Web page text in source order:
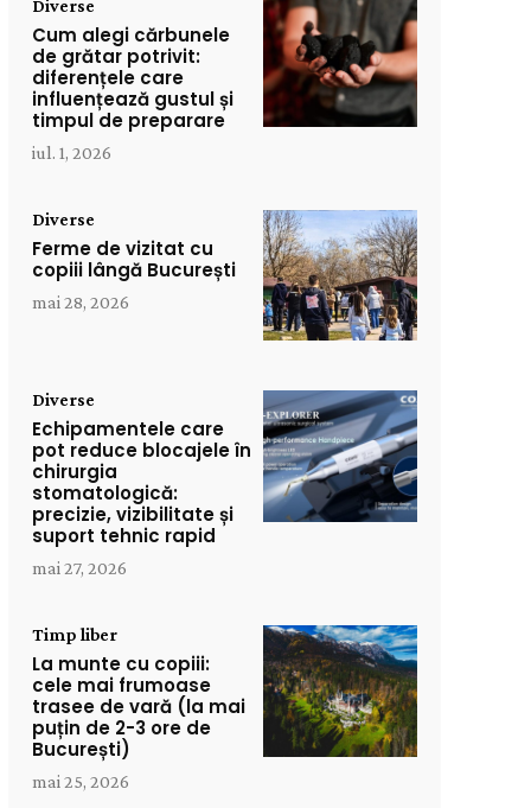
Diverse
Cum alegi cărbunele
de grătar potrivit:
diferențele care
influențează gustul și
timpul de preparare
iul. 1, 2026
Diverse
Ferme de vizitat cu
copiii lângă București
mai 28, 2026
Diverse
Echipamentele care
pot reduce blocajele în
chirurgia
stomatologică:
precizie, vizibilitate și
suport tehnic rapid
mai 27, 2026
Timp liber
La munte cu copiii:
cele mai frumoase
trasee de vară (la mai
puțin de 2-3 ore de
București)
mai 25, 2026